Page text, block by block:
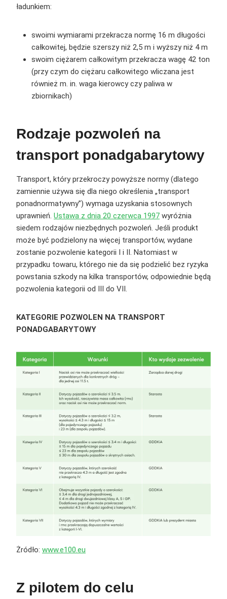
ładunkiem:
swoimi wymiarami przekracza normę 16 m długości
całkowitej, będzie szerszy niż 2,5 m i wyższy niż 4 m
swoim ciężarem całkowitym przekracza wagę 42 ton
(przy czym do ciężaru całkowitego wliczana jest
również m. in. waga kierowcy czy paliwa w
zbiornikach)
Rodzaje pozwoleń na
transport ponadgabarytowy
Transport, który przekroczy powyższe normy (dlatego
zamiennie używa się dla niego określenia „transport
ponadnormatywny”) wymaga uzyskania stosownych
uprawnień. Ustawa z dnia 20 czerwca 1997 wyróżnia
siedem rodzajów niezbędnych pozwoleń. Jeśli produkt
może być podzielony na więcej transportów, wydane
zostanie pozwolenie kategorii I i II. Natomiast w
przypadku towaru, którego nie da się podzielić bez ryzyka
powstania szkody na kilka transportów, odpowiednie będą
pozwolenia kategorii od III do VII.
KATEGORIE POZWOLEN NA TRANSPORT
PONADGABARYTOWY
Żródło: www.e100.eu
Z pilotem do celu